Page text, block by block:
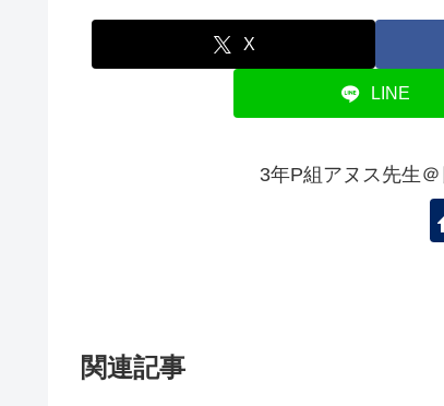
X
LINE
3年P組アヌス先生
関連記事